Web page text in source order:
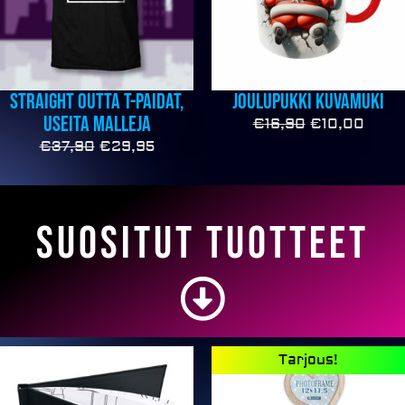
Straight outta T-paidat,
useita malleja
€37,90 €29,95
Joulupukki kuvamuki
€16,90 €10,00
Suositut tuotteet
Tarjous!
hinta
oli:
hinta